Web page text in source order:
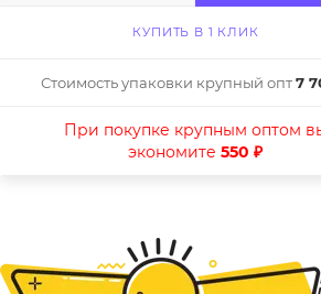
КУПИТЬ В 1 КЛИК
Стоимость упаковки крупный опт7
При покупке крупным оптом
экономите550 ₽